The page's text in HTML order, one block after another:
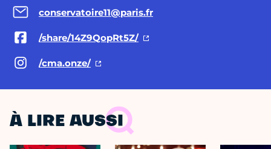
conservatoire11@paris.fr
/share/14Z9QopRt5Z/
/cma.onze/
À LIRE AUSSI